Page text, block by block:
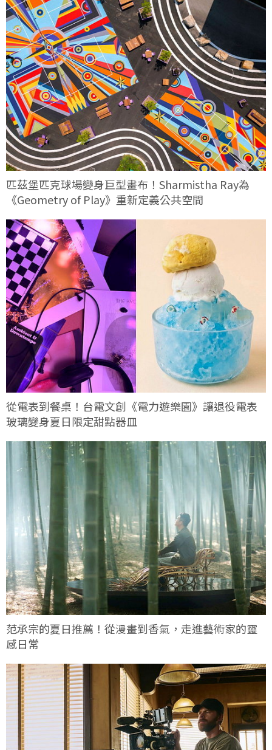
匹茲堡匹克球場變身巨型畫布！Sharmistha Ray為
《Geometry of Play》重新定義公共空間
從電表到餐桌！台電文創《電力遊樂園》讓退役電表
玻璃變身夏日限定甜點器皿
范承宗的夏日推薦！從漫畫到香氣，走進藝術家的靈
感日常